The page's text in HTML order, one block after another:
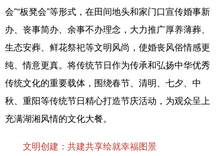
会”“板凳会”等形式，在田间地头和家门口宣传婚事新
办、丧事简办、余事不办理念，大力推广厚养薄葬、
生态安葬、鲜花祭祀等文明风尚，使婚丧风俗情感更
纯、情意更真。将传统节日作为传承和弘扬中华优秀
传统文化的重要载体，围绕春节、清明、七夕、中
秋、重阳等传统节日精心打造节庆活动，为观众呈上
充满湖湘风情的文化大餐。
文明创建：共建共享绘就幸福图景